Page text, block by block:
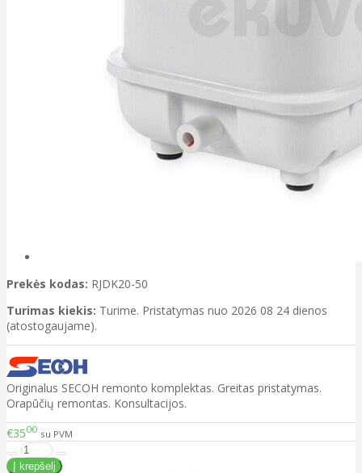
Prekės kodas: RJDK20-50
Turimas kiekis: Turime. Pristatymas nuo 2026 08 24 dienos
(atostogaujame).
Originalus SECOH remonto komplektas. Greitas pristatymas.
Orapūčių remontas. Konsultacijos.
€3500 su PVM